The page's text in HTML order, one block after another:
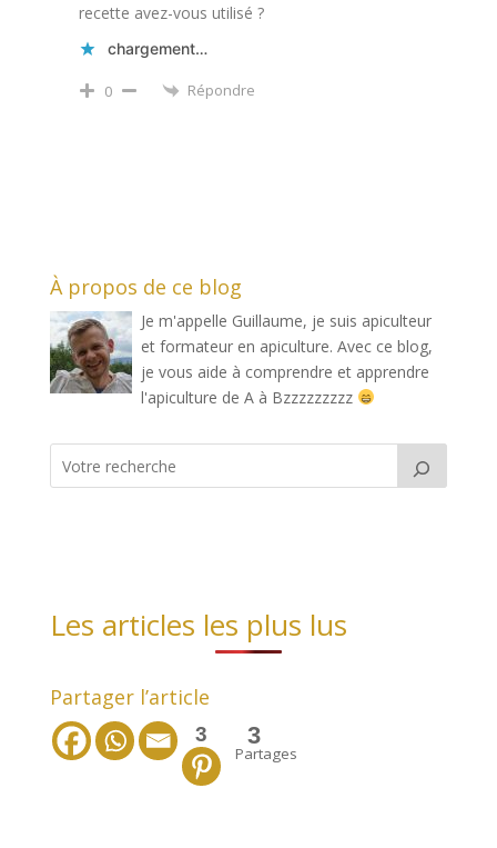
recette avez-vous utilisé ?
chargement…
0 Répondre
À propos de ce blog
Je m'appelle Guillaume, je suis apiculteur
et formateur en apiculture. Avec ce blog,
je vous aide à comprendre et apprendre
l'apiculture de A à Bzzzzzzzzz
Les articles les plus lus
Partager l’article
3 3
Partages